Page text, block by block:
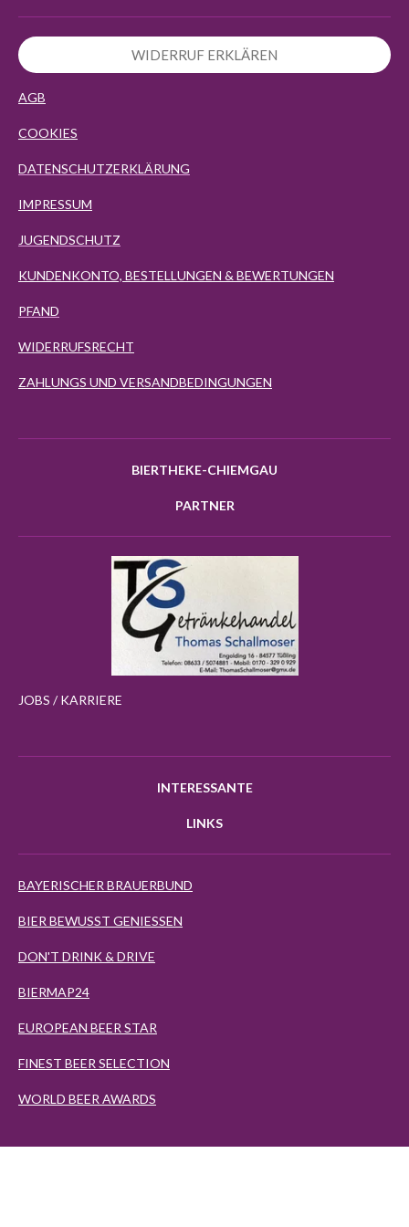
WIDERRUF ERKLÄREN
AGB
COOKIES
DATENSCHUTZERKLÄRUNG
IMPRESSUM
JUGENDSCHUTZ
KUNDENKONTO, BESTELLUNGEN & BEWERTUNGEN
PFAND
WIDERRUFSRECHT
ZAHLUNGS UND VERSANDBEDINGUNGEN
BIERTHEKE-CHIEMGAU
PARTNER
JOBS / KARRIERE
INTERESSANTE
LINKS
BAYERISCHER BRAUERBUND
BIER BEWUSST GENIESSEN
DON'T DRINK & DRIVE
BIERMAP24
EUROPEAN BEER STAR
FINEST BEER SELECTION
WORLD BEER AWARDS